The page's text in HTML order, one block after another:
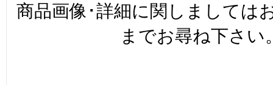
商品画像･詳細に関しましては
までお尋ね下さい